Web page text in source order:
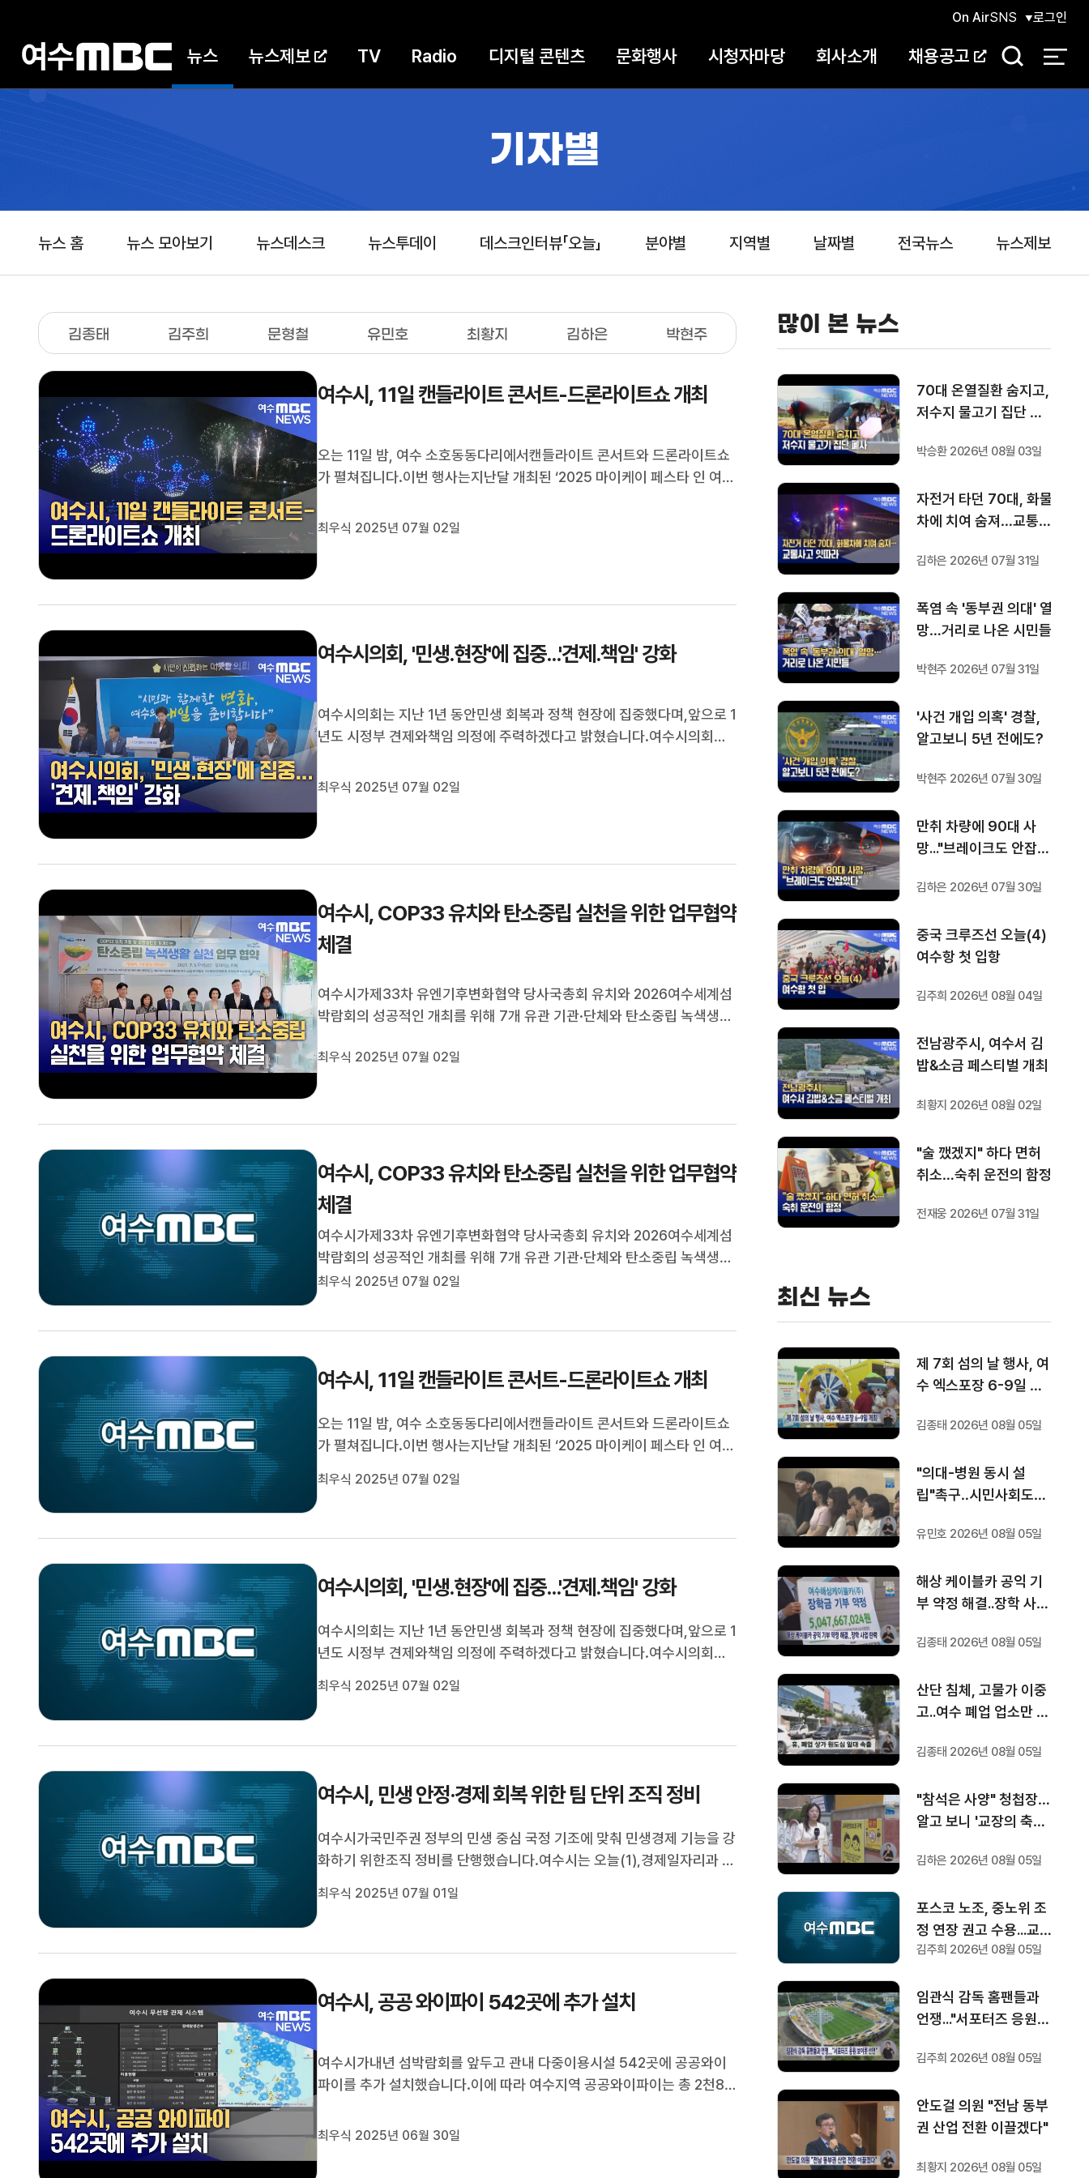
뉴스 뉴스제보 TV Radio 디지털 콘텐츠 문화행사 시청자마당 회사소개 채용공고
On AirSNS 로그인
검
기자별
뉴스 홈 뉴스 모아보기 뉴스데스크 뉴스투데이 데스크인터뷰「오늘」 분야별 지역별 날짜별 전국뉴스 뉴스제보
김종태 김주희 문형철 유민호 최황지 김하은 박현주
여수시, 11일 캔들라이트 콘서트-드론라이트쇼 개최
오는 11일 밤, 여수 소호동동다리에서캔들라이트 콘서트와 드론라이트쇼
가 펼쳐집니다.이번 행사는지난달 개최된 ‘2025 마이케이 페스타 인 여
래식 앙상블과 함께공중 점화 기능이 탑재된 천 대의 드론이 대규모 군무
최우식 2025년 07월 02일
여수시의회, '민생.현장'에 집중...'견제.책임' 강화
여수시의회는 지난 1년 동안민생 회복과 정책 현장에 집중했다며,앞으로 1
년도 시정부 견제와책임 의정에 주력하겠다고 밝혔습니다.여수시의회는
서도시민과 함께 지역의 중심을 지켰다며,산단위기에 따른 민생 회복과 시
최우식 2025년 07월 02일
여수시, COP33 유치와 탄소중립 실천을 위한 업무협약
체결
여수시가제33차 유엔기후변화협약 당사국총회 유치와 2026여수세계섬
박람회의 성공적인 개최를 위해 7개 유관 기관·단체와 탄소중립 녹색생활
배출 감소에 참여하는일상 속 녹색생활 실천을 장려하기 위한 것으로,시의
최우식 2025년 07월 02일
여수시, COP33 유치와 탄소중립 실천을 위한 업무협약
체결
여수시가제33차 유엔기후변화협약 당사국총회 유치와 2026여수세계섬
박람회의 성공적인 개최를 위해 7개 유관 기관·단체와 탄소중립 녹색생활
실천 업무협약을 체결했습니다.이번 협약은일회용품 사용을 줄이고 탄소
최우식 2025년 07월 02일
여수시, 11일 캔들라이트 콘서트-드론라이트쇼 개최
오는 11일 밤, 여수 소호동동다리에서캔들라이트 콘서트와 드론라이트쇼
가 펼쳐집니다.이번 행사는지난달 개최된 ‘2025 마이케이 페스타 인 여
래식 앙상블과 함께공중 점화 기능이 탑재된 천 대의 드론이 대규모 군무
최우식 2025년 07월 02일
여수시의회, '민생.현장'에 집중...'견제.책임' 강화
여수시의회는 지난 1년 동안민생 회복과 정책 현장에 집중했다며,앞으로 1
년도 시정부 견제와책임 의정에 주력하겠다고 밝혔습니다.여수시의회는
서도시민과 함께 지역의 중심을 지켰다며,산단위기에 따른 민생 회복과 시
최우식 2025년 07월 02일
여수시, 민생 안정·경제 회복 위한 팀 단위 조직 정비
여수시가국민주권 정부의 민생 중심 국정 기조에 맞춰 민생경제 기능을 강
화하기 위한조직 정비를 단행했습니다.여수시는 오늘(1),경제일자리과 소
재편하고,민선 8기 현안 사업 마무리를 위해 문화재단지원TF팀과수산물
최우식 2025년 07월 01일
여수시, 공공 와이파이 542곳에 추가 설치
여수시가내년 섬박람회를 앞두고 관내 다중이용시설 542곳에 공공와이
파이를 추가 설치했습니다.이에 따라 여수지역 공공와이파이는 총 2천81
내 최초로 기존 장비보다 10배 이상 빠른 와이파이를 설치해안정적인 인
최우식 2025년 06월 30일
많이 본 뉴스
70대 온열질환 숨지고,
저수지 물고기 집단 폐
박승환 2026년 08월 03일
자전거 타던 70대, 화물
차에 치여 숨져…교통사
김하은 2026년 07월 31일
폭염 속 '동부권 의대' 열
망…거리로 나온 시민들
박현주 2026년 07월 31일
'사건 개입 의혹' 경찰,
알고보니 5년 전에도?
박현주 2026년 07월 30일
만취 차량에 90대 사
망..."브레이크도 안잡았
김하은 2026년 07월 30일
중국 크루즈선 오늘(4)
여수항 첫 입항
김주희 2026년 08월 04일
전남광주시, 여수서 김
밥&소금 페스티벌 개최
최황지 2026년 08월 02일
"술 깼겠지" 하다 면허
취소…숙취 운전의 함정
전재웅 2026년 07월 31일
최신 뉴스
제 7회 섬의 날 행사, 여
수 엑스포장 6-9일 개
김종태 2026년 08월 05일
"의대-병원 동시 설
립"촉구‥시민사회도
유민호 2026년 08월 05일
해상 케이블카 공익 기
부 약정 해결..장학 사업
김종태 2026년 08월 05일
산단 침체, 고물가 이중
고..여수 폐업 업소만 6
김종태 2026년 08월 05일
"참석은 사양" 청첩장…
알고 보니 '교장의 축의
김하은 2026년 08월 05일
포스코 노조, 중노위 조
정 연장 권고 수용...교섭
재개
김주희 2026년 08월 05일
임관식 감독 홈팬들과
언쟁..."서포터즈 응원
김주희 2026년 08월 05일
안도걸 의원 "전남 동부
권 산업 전환 이끌겠다"
최황지 2026년 08월 05일